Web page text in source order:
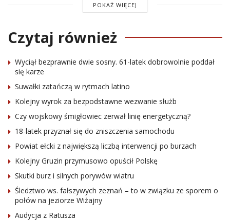
POKAŻ WIĘCEJ
Czytaj również
Wyciął bezprawnie dwie sosny. 61-latek dobrowolnie poddał
się karze
Suwałki zatańczą w rytmach latino
Kolejny wyrok za bezpodstawne wezwanie służb
Czy wojskowy śmigłowiec zerwał linię energetyczną?
18-latek przyznał się do zniszczenia samochodu
Powiat ełcki z największą liczbą interwencji po burzach
Kolejny Gruzin przymusowo opuścił Polskę
Skutki burz i silnych porywów wiatru
Śledztwo ws. fałszywych zeznań – to w związku ze sporem o
połów na jeziorze Wiżajny
Audycja z Ratusza